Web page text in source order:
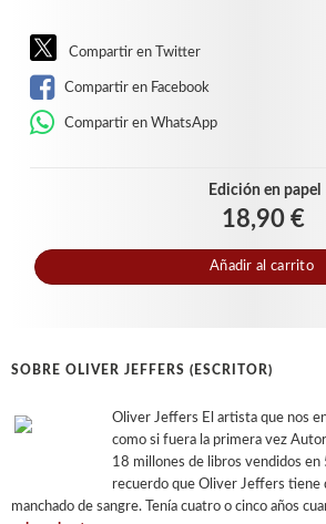
Compartir en Twitter
Compartir en Facebook
Compartir en WhatsApp
Edición en papel
18,90 €
Añadir al carrito
SOBRE OLIVER JEFFERS (ESCRITOR)
Oliver Jeffers El artista que nos
como si fuera la primera vez
18 millones de libros vendidos en
recuerdo que Oliver Jeffers tiene
manchado de sangre. Tenía cuatro o cinco años